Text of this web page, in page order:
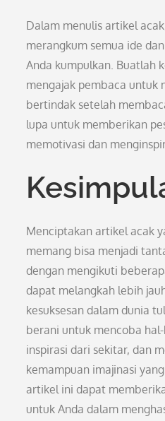
Dalam menulis artikel
merangkum semua ide
Anda kumpulkan. Buatlah
mengajak pembaca untuk
bertindak setelah
lupa untuk memberikan
memotivasi dan
Menciptakan artikel acak
memang bisa menjadi
dengan mengikuti
dapat melangkah lebih
kesuksesan dalam dunia
berani untuk mencoba
inspirasi dari sekitar, dan
kemampuan imajinasi
artikel ini dapat
untuk Anda dalam